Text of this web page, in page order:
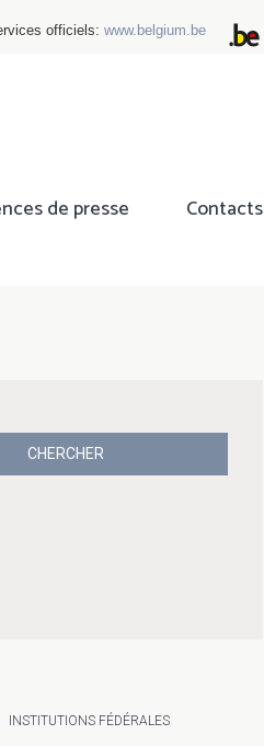
officiels: www.belgium.be
de presse Contacts
INSTITUTIONS FÉDÉRALES